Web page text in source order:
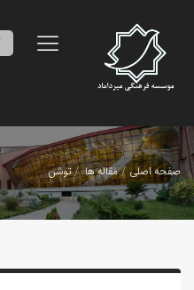
صفحه اصلی مقاله ها توشن